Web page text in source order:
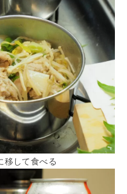
移して食べる